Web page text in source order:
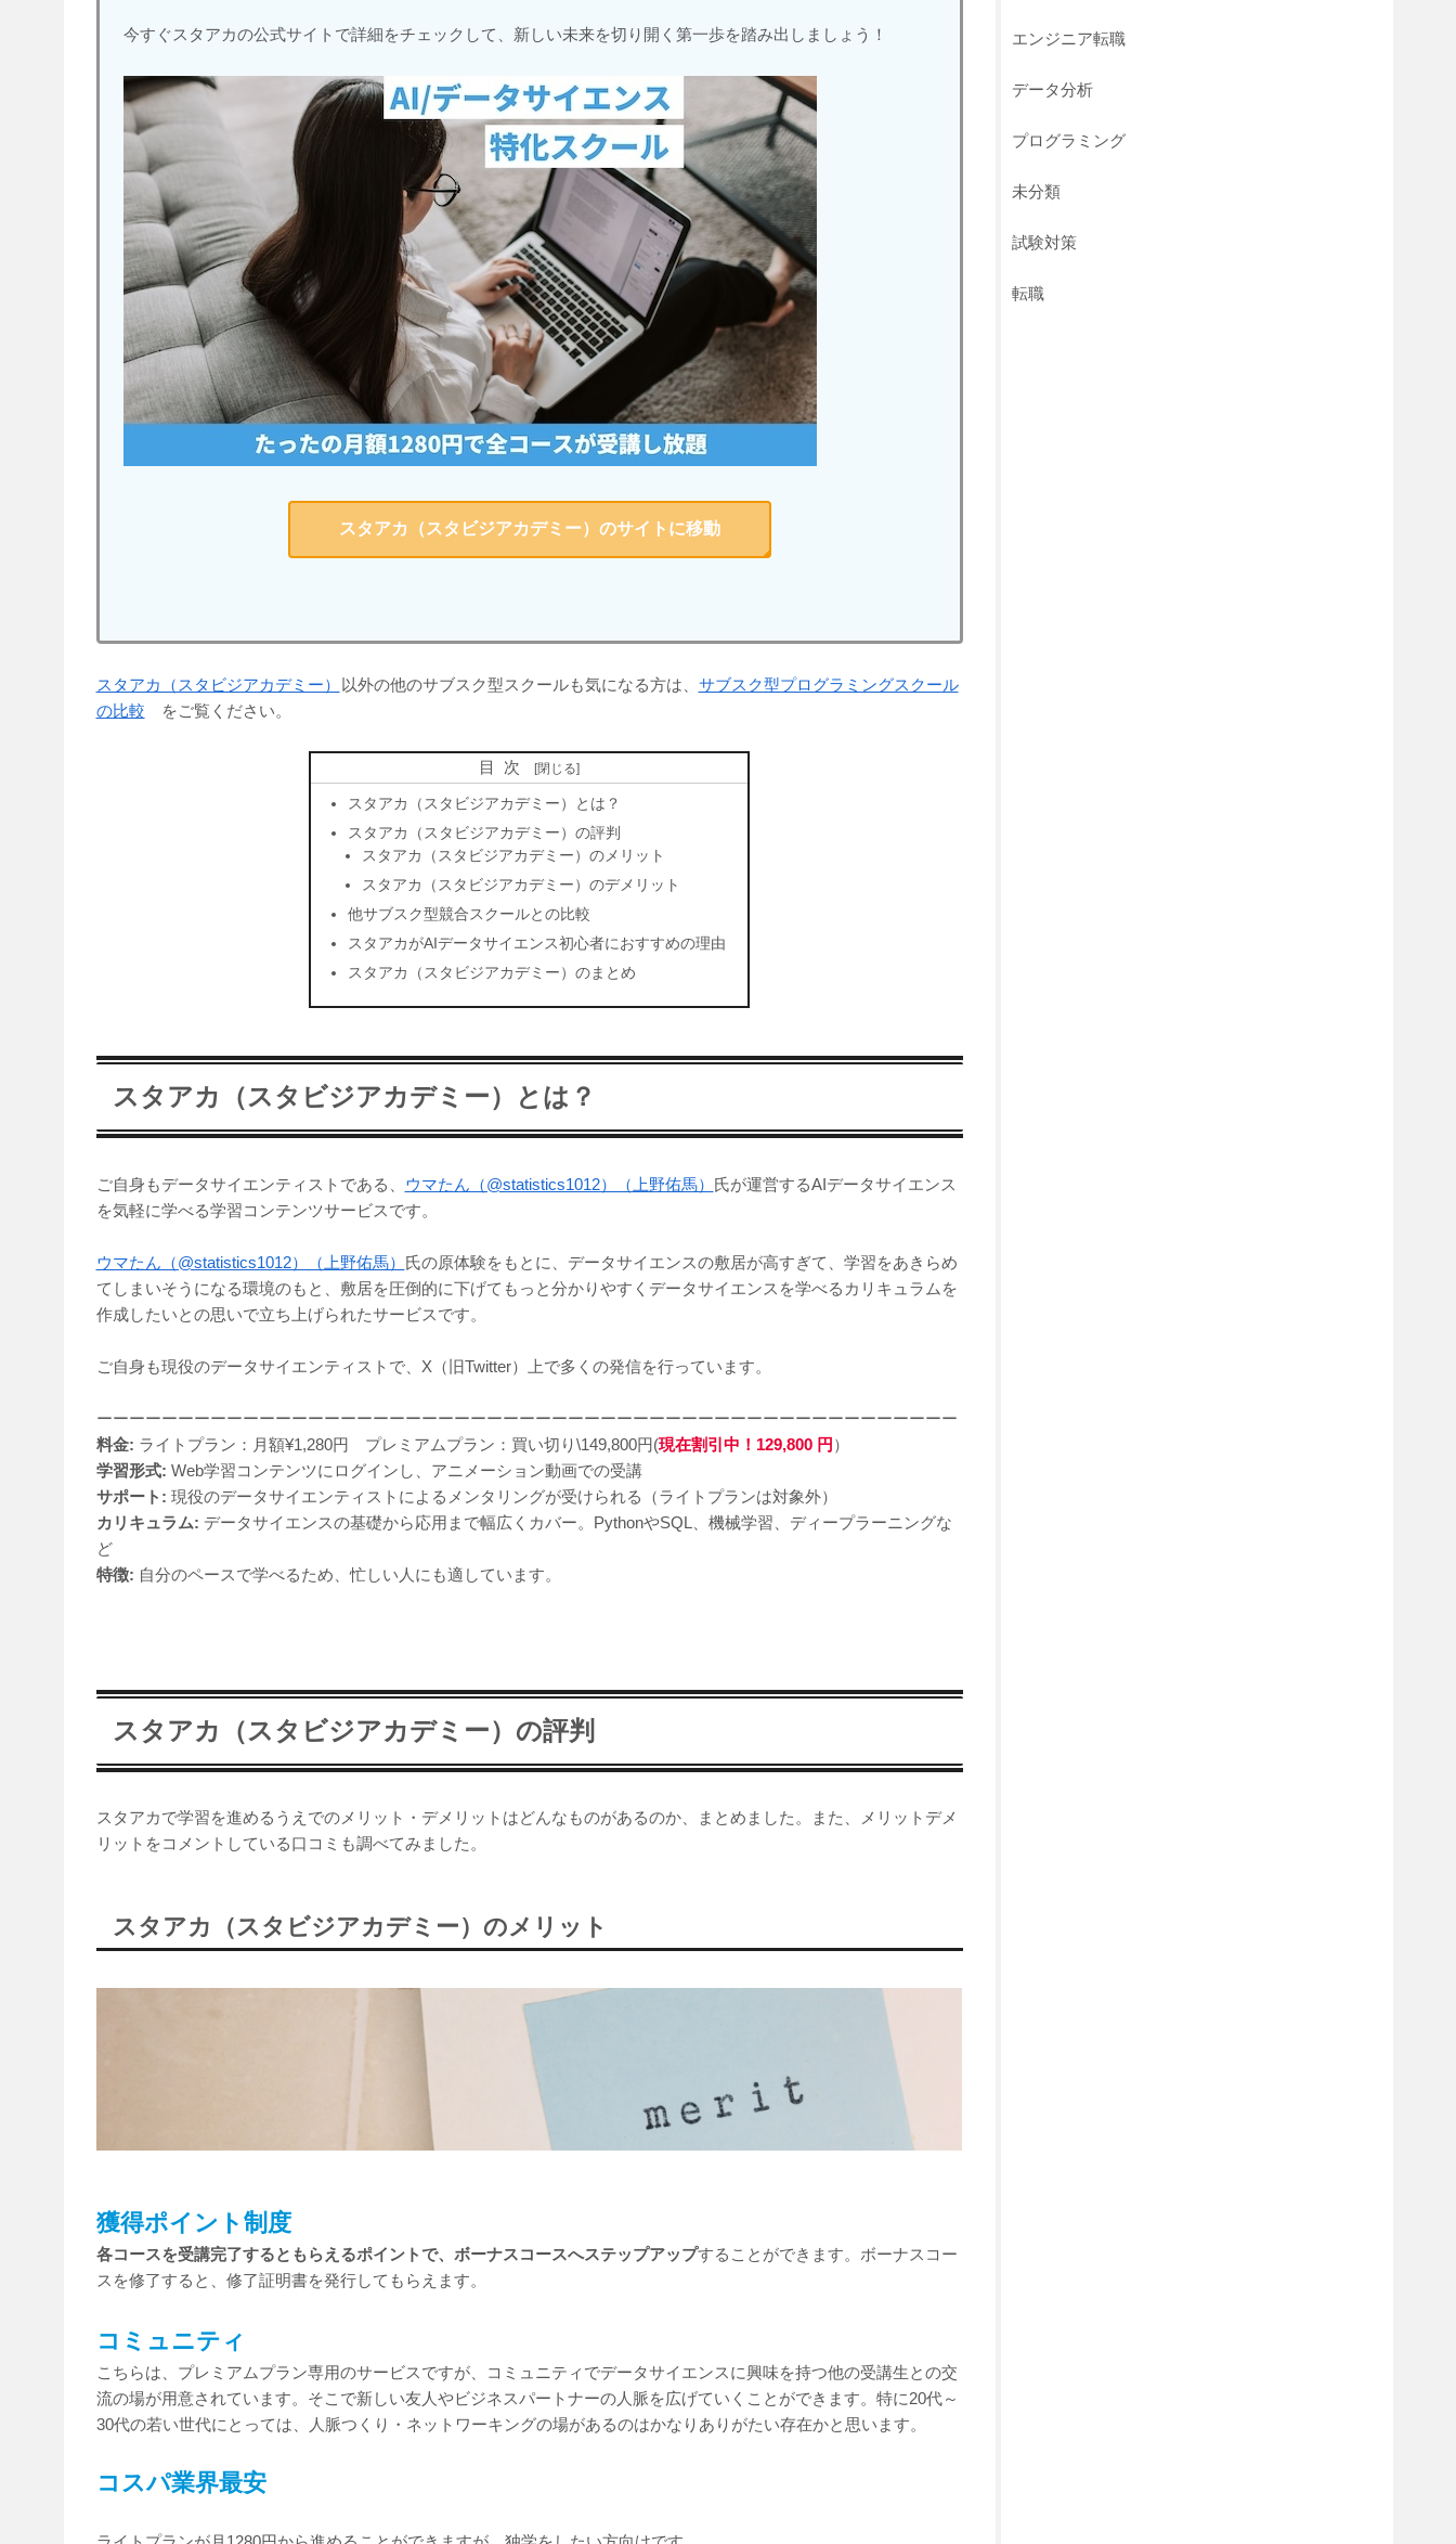
今すぐスタアカの公式サイトで詳細をチェックして、新しい未来を切り開く第一歩を踏み出しましょう！
スタアカ（スタビジアカデミー）のサイトに移動
スタアカ（スタビジアカデミー） 以外の他のサブスク型スクールも気になる方は、 サブスク型プログラミングスクール
の比較 をご覧ください。
目次
スタアカ（スタビジアカデミー）とは？
スタアカ（スタビジアカデミー）の評判
スタアカ（スタビジアカデミー）のメリット
スタアカ（スタビジアカデミー）のデメリット
他サブスク型競合スクールとの比較
スタアカがAIデータサイエンス初心者におすすめの理由
スタアカ（スタビジアカデミー）のまとめ
スタアカ（スタビジアカデミー）とは？
ご自身もデータサイエンティストである、 ウマたん（@statistics1012）（上野佑馬） 氏が運営するAIデータサイエンス
を気軽に学べる学習コンテンツサービスです。
ウマたん（@statistics1012）（上野佑馬） 氏の原体験をもとに、データサイエンスの敷居が高すぎて、学習をあきらめ
てしまいそうになる環境のもと、敷居を圧倒的に下げてもっと分かりやすくデータサイエンスを学べるカリキュラムを
作成したいとの思いで立ち上げられたサービスです。
ご自身も現役のデータサイエンティストで、X（旧Twitter）上で多くの発信を行っています。
ーーーーーーーーーーーーーーーーーーーーーーーーーーーーーーーーーーーーーーーーーーーーーーーーーーーーー
料金: ライトプラン：月額¥1,280円 プレミアムプラン：買い切り\149,800円(現在割引中！129,800 円 ）
学習形式: Web学習コンテンツにログインし、アニメーション動画での受講
サポート: 現役のデータサイエンティストによるメンタリングが受けられる（ライトプランは対象外）
カリキュラム: データサイエンスの基礎から応用まで幅広くカバー。PythonやSQL、機械学習、ディープラーニングな
ど
特徴: 自分のペースで学べるため、忙しい人にも適しています。
スタアカ（スタビジアカデミー）の評判
スタアカで学習を進めるうえでのメリット・デメリットはどんなものがあるのか、まとめました。また、メリットデメ
リットをコメントしている口コミも調べてみました。
スタアカ（スタビジアカデミー）のメリット
獲得ポイント制度
各コースを受講完了するともらえるポイントで、ボーナスコースへステップアップすることができます。ボーナスコー
スを修了すると、修了証明書を発行してもらえます。
コミュニティ
こちらは、プレミアムプラン専用のサービスですが、コミュニティでデータサイエンスに興味を持つ他の受講生との交
流の場が用意されています。そこで新しい友人やビジネスパートナーの人脈を広げていくことができます。特に20代～
30代の若い世代にとっては、人脈つくり・ネットワーキングの場があるのはかなりありがたい存在かと思います。
コスパ業界最安
エンジニア転職
データ分析
プログラミング
未分類
試験対策
転職